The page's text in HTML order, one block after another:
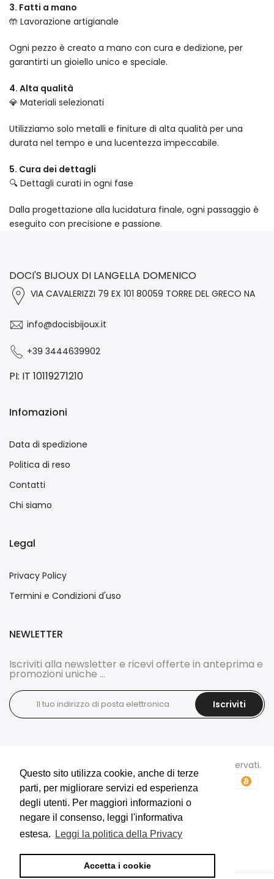
Questo sito utilizza cookie, anche di terze
parti, per migliorare servizi ed esperienza
degli utenti. Per maggiori informazioni o
negare il consenso, leggi l'informativa
estesa.
Leggi la politica della Privacy
Accetta i cookie
Questo sito utilizza cookie, anche di terze
parti, per migliorare servizi ed esperienza
degli utenti. Per maggiori informazioni o
negare il consenso, leggi l'informativa
estesa.
Leggi la politica della Privacy
Accetta i cookie
3. Fatti a mano
🤲 Lavorazione artigianale
Ogni pezzo è creato a mano con cura e dedizione, per
garantirti un gioiello unico e speciale.
4. Alta qualità
💎 Materiali selezionati
Utilizziamo solo metalli e finiture di alta qualità per una
durata nel tempo e una lucentezza impeccabile.
5. Cura dei dettagli
🔍 Dettagli curati in ogni fase
Dalla progettazione alla lucidatura finale, ogni passaggio è
eseguito con precisione e passione.
DOCI'S BIJOUX DI LANGELLA DOMENICO
VIA CAVALERIZZI 79 EX 101 80059 TORRE DEL GRECO NA
info@docisbijoux.it
+39 3444639902
PI: IT 10119271210
Infomazioni
Data di spedizione
Politica di reso
Contatti
Chi siamo
Legal
Privacy Policy
Termini e Condizioni d'uso
NEWLETTER
Iscriviti alla newsletter e ricevi offerte in anteprima e
promozioni uniche ...
Iscriviti
tutti i diritti sono riservati.
E-Commerce e Marketing realizzati da